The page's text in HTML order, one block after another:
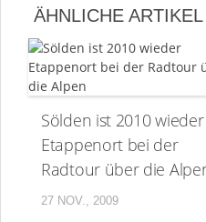
ÄHNLICHE ARTIKEL
Sölden ist 2010 wieder
Etappenort bei der
Radtour über die
27 NOV., 2009